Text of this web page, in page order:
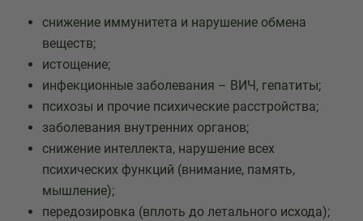
снижение иммунитета и нарушение обмена
веществ;
истощение;
инфекционные заболевания – ВИЧ, гепатиты;
психозы и прочие психические расстройства;
заболевания внутренних органов;
снижение интеллекта, нарушение всех
психических функций (внимание, память,
мышление);
передозировка (вплоть до летального исхода);